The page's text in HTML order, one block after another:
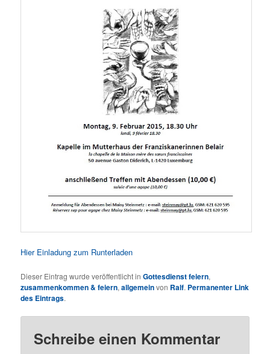
Hier Einladung zum Runterladen
Dieser Eintrag wurde veröffentlicht inGottesdienst feiern,
zusammenkommen & feiern,allgemeinvon Ralf. Permanenter Link
des Eintrags.
Schreibe einen Kommentar